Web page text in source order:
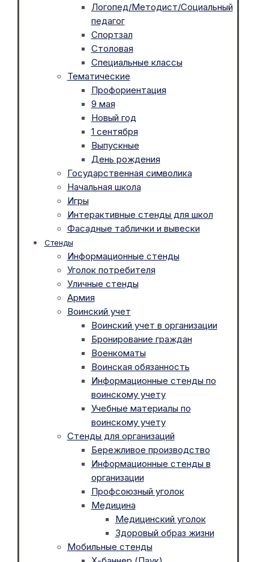
Логопед/Методист/Социальный
педагог
Спортзал
Столовая
Специальные классы
Тематические
Профориентация
9 мая
Новый год
1 сентября
Выпускные
День рождения
Государственная символика
Начальная школа
Игры
Интерактивные стенды для школ
Фасадные таблички и вывески
Стенды
Информационные стенды
Уголок потребителя
Уличные стенды
Армия
Воинский учет
Воинский учет в организации
Бронирование граждан
Военкоматы
Воинская обязанность
Информационные стенды по
воинскому учету
Учебные материалы по
воинскому учету
Стенды для организаций
Бережливое производство
Информационные стенды в
организации
Профсоюзный уголок
Медицина
Медицинский уголок
Здоровый образ жизни
Мобильные стенды